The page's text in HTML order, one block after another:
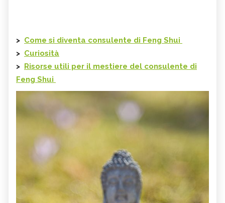
> Come si diventa consulente di Feng Shui
> Curiosità
> Risorse utili per il mestiere del consulente di
Feng Shui